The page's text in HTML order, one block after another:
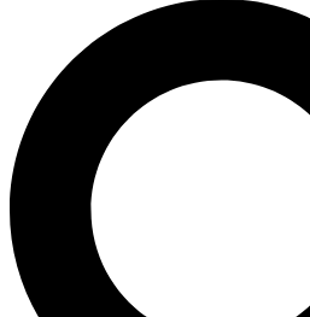
panel
panel
panel
panel
panel
panel
panel